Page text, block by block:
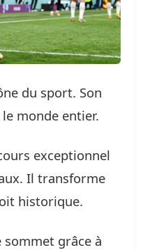
du sport. Son
monde entier.
exceptionnel
Il transforme
historique.
grâce à